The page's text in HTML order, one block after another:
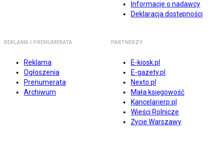
Informacje o nadawcy
Deklaracja dostępności
REKLAMA I PRENUMERATA
Reklama
Ogłoszenia
Prenumerata
Archiwum
PARTNERZY
E-kiosk.pl
E-gazety.pl
Nexto.pl
Mała księgowość
Kancelarierp.pl
Wieści Rolnicze
Życie Warszawy